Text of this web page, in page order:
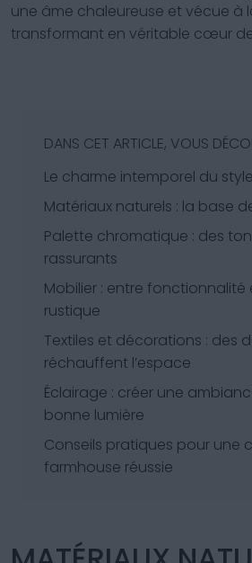
une âme chaleureuse et vécue à
transformant en véritable cœur
DANS CET ARTICLE, VOUS
Le charme intemporel du
Matériaux naturels : la base
Palette chromatique : des
rassurants
Mobilier : entre fonctionnalité
rustique
Textiles et décorations : des
réchauffent l’espace
Éclairage : créer une
bonne lumière
Conseils pratiques pour une
farmhouse réussie